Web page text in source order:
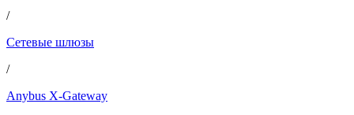
/
Сетевые шлюзы
/
Anybus X-Gateway